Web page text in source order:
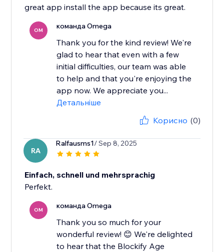
great app install the app because its great.
OM команда Omega
Thank you for the kind review! We're
glad to hear that even with a few
initial difficulties, our team was able
to help and that you're enjoying the
app now. We appreciate you...
Детальніше
Корисно (0)
RA
Ralfausms1/ Sep 8, 2025
Einfach, schnell und mehrsprachig
Perfekt.
OM команда Omega
Thank you so much for your
wonderful review! 😊 We're delighted
to hear that the Blockify Age